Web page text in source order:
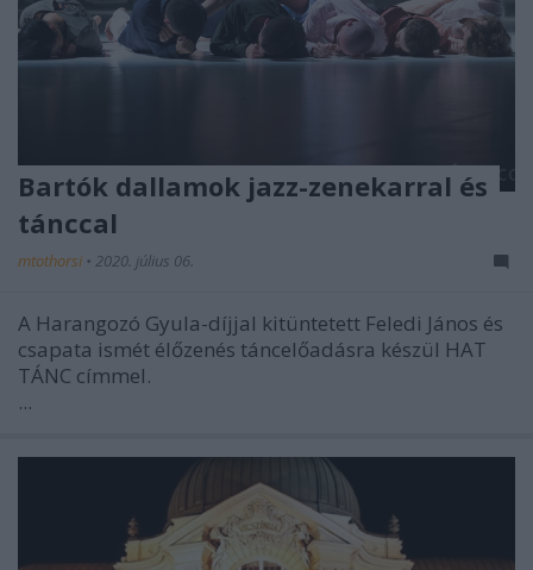
Bartók dallamok jazz-zenekarral és
tánccal
mtothorsi • 2020. július 06.
A Harangozó Gyula-díjjal kitüntetett Feledi János és
csapata ismét élőzenés táncelőadásra készül HAT
TÁNC címmel.
...